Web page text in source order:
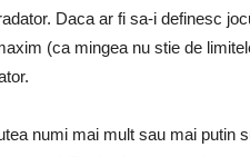
Daca ar fi sa-i definesc
(ca mingea nu stie de
numi mai mult sau mai